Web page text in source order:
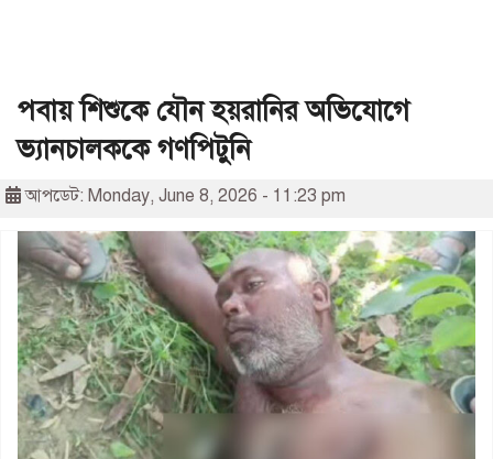
পবায় শিশুকে যৌন হয়রানির অভিযোগে
ভ্যানচালককে গণপিটুনি
আপডেট: Monday, June 8, 2026 - 11:23 pm